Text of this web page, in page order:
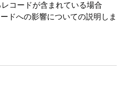
コードが含まれている場合
ドへの影響についての説明しま